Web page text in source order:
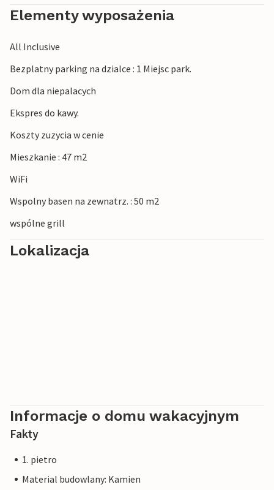
hydromasażem, sauną na podczerwień i łaźniami
rzymskimi. 100 m od budynku znajduje się basen i kuchnia
dzieci, mała restauracja oraz stadnina koni, w której
można zarezerwować lekcje jazdy konnej. W recepcji
okolicy. Lokalizacja jest doskonałą bazą wypadową do
całodziennych wycieczek we wszystkich kierunkach. Warto
Elementy wyposażenia
All Inclusive
Bezplatny parking na dzialce : 1 Miejsc park.
Dom dla niepalacych
Ekspres do kawy.
Koszty zuzycia w cenie
Mieszkanie : 47 m2
WiFi
Wspolny basen na zewnatrz. : 50 m2
wspólne grill
Lokalizacja
Informacje o domu wakacyjnym
Fakty
1. pietro
Material budowlany: Kamien